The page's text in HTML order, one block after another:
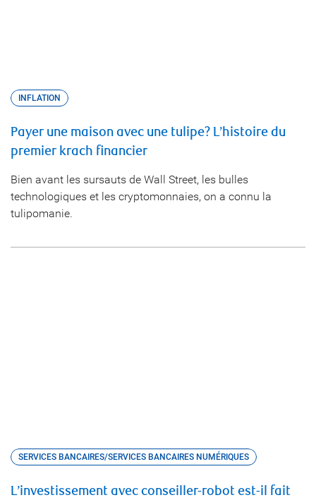
INFLATION
Payer une maison avec une tulipe? L’histoire du
premier krach financier
Bien avant les sursauts de Wall Street, les bulles
technologiques et les cryptomonnaies, on a connu la
tulipomanie.
SERVICES BANCAIRES/SERVICES BANCAIRES NUMÉRIQUES
L’investissement avec conseiller-robot est-il fait